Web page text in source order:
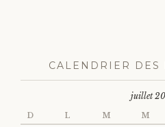
CALENDRIER DES
juillet
D L M M